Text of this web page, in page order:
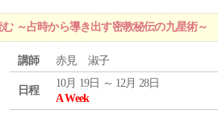
～占時から導き出す密教秘伝の九星術～
講師 赤見 淑子
日程
10月 19日 ～ 12月 28日
A Week